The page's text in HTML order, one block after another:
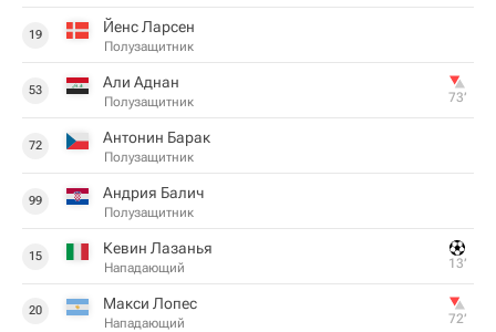
19 Йенс Ларсен
Полузащитник
53 Али Аднан
Полузащитник 73‎’‎
72 Антонин Барак
Полузащитник
99 Андрия Балич
Полузащитник
15 Кевин Лазанья
Нападающий 13‎’‎
20 Макси Лопес
Нападающий 72‎’‎